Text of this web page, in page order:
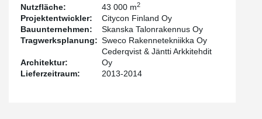
Nutzfläche: 43 000 m2
Projektentwickler:
Citycon Finland Oy
Bauunternehmen:
Skanska Talonrakennus Oy
Tragwerksplanung: Sweco Rakennetekniikka Oy
Architektur:
Cederqvist & Jäntti Arkkitehdit
Oy
Lieferzeitraum:
2013-2014